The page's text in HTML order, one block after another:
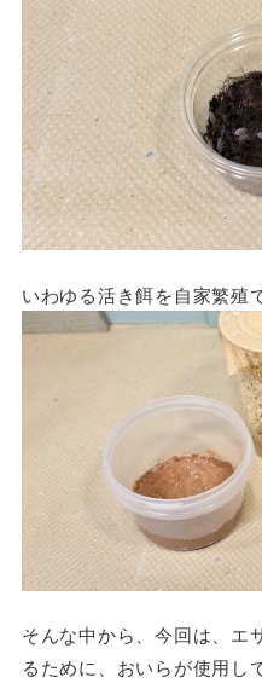
いわゆる活き餌を自家繁殖
そんな中から、今回は、エ
るために、おいらが使用し